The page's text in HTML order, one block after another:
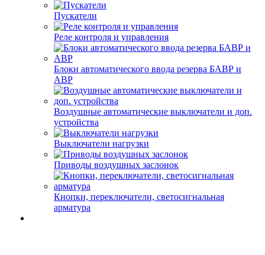
Пускатели
Реле контроля и управления
Блоки автоматического ввода резерва БАВР и
АВР
Воздушные автоматические выключатели и доп.
устройства
Выключатели нагрузки
Приводы воздушных заслонок
Кнопки, переключатели, светосигнальная
арматура